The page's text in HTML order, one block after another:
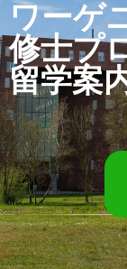
ワーゲ
修士プ
留学案